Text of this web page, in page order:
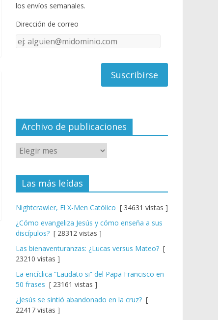
o
k e
C
el
los envíos semanales.
Dirección de correo
Dirección
Archivo de publicaciones
Las más leídas
Nightcrawler, El X-Men Católico [ 34631 vistas ]
¿Cómo evangeliza Jesús y cómo enseña a sus
discípulos? [ 28312 vistas ]
Las bienaventuranzas: ¿Lucas versus Mateo? [
23210 vistas ]
La encíclica “Laudato si” del Papa Francisco en
50 frases [ 23161 vistas ]
¿Jesús se sintió abandonado en la cruz? [
22417 vistas ]